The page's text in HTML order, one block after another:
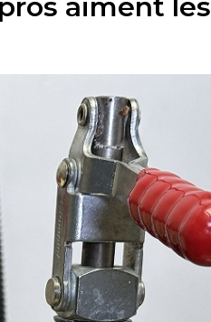
aiment les